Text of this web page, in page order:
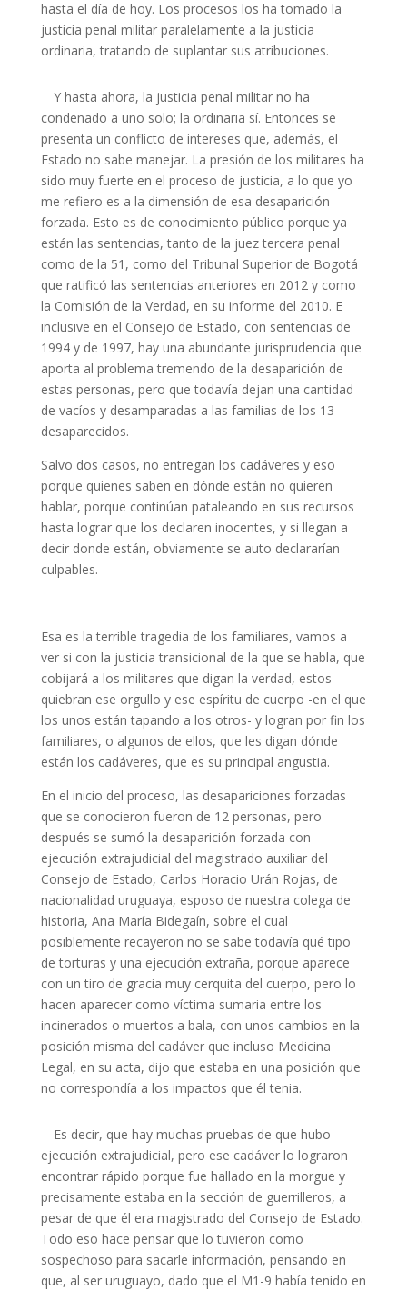
hasta el día de hoy. Los procesos los ha tomado la
justicia penal militar paralelamente a la justicia
ordinaria, tratando de suplantar sus atribuciones.
Y hasta ahora, la justicia penal militar no ha
condenado a uno solo; la ordinaria sí. Entonces se
presenta un conflicto de intereses que, además, el
Estado no sabe manejar. La presión de los militares ha
sido muy fuerte en el proceso de justicia, a lo que yo
me refiero es a la dimensión de esa desaparición
forzada. Esto es de conocimiento público porque ya
están las sentencias, tanto de la juez tercera penal
como de la 51, como del Tribunal Superior de Bogotá
que ratificó las sentencias anteriores en 2012 y como
la Comisión de la Verdad, en su informe del 2010. E
inclusive en el Consejo de Estado, con sentencias de
1994 y de 1997, hay una abundante jurisprudencia que
aporta al problema tremendo de la desaparición de
estas personas, pero que todavía dejan una cantidad
de vacíos y desamparadas a las familias de los 13
desaparecidos.
Salvo dos casos, no entregan los cadáveres y eso
porque quienes saben en dónde están no quieren
hablar, porque continúan pataleando en sus recursos
hasta lograr que los declaren inocentes, y si llegan a
decir donde están, obviamente se auto declararían
culpables.
Esa es la terrible tragedia de los familiares, vamos a
ver si con la justicia transicional de la que se habla, que
cobijará a los militares que digan la verdad, estos
quiebran ese orgullo y ese espíritu de cuerpo -en el que
los unos están tapando a los otros- y logran por fin los
familiares, o algunos de ellos, que les digan dónde
están los cadáveres, que es su principal angustia.
En el inicio del proceso, las desapariciones forzadas
que se conocieron fueron de 12 personas, pero
después se sumó la desaparición forzada con
ejecución extrajudicial del magistrado auxiliar del
Consejo de Estado, Carlos Horacio Urán Rojas, de
nacionalidad uruguaya, esposo de nuestra colega de
historia, Ana María Bidegaín, sobre el cual
posiblemente recayeron no se sabe todavía qué tipo
de torturas y una ejecución extraña, porque aparece
con un tiro de gracia muy cerquita del cuerpo, pero lo
hacen aparecer como víctima sumaria entre los
incinerados o muertos a bala, con unos cambios en la
posición misma del cadáver que incluso Medicina
Legal, en su acta, dijo que estaba en una posición que
no correspondía a los impactos que él tenia.
Es decir, que hay muchas pruebas de que hubo
ejecución extrajudicial, pero ese cadáver lo lograron
encontrar rápido porque fue hallado en la morgue y
precisamente estaba en la sección de guerrilleros, a
pesar de que él era magistrado del Consejo de Estado.
Todo eso hace pensar que lo tuvieron como
sospechoso para sacarle información, pensando en
que, al ser uruguayo, dado que el M1-9 había tenido en